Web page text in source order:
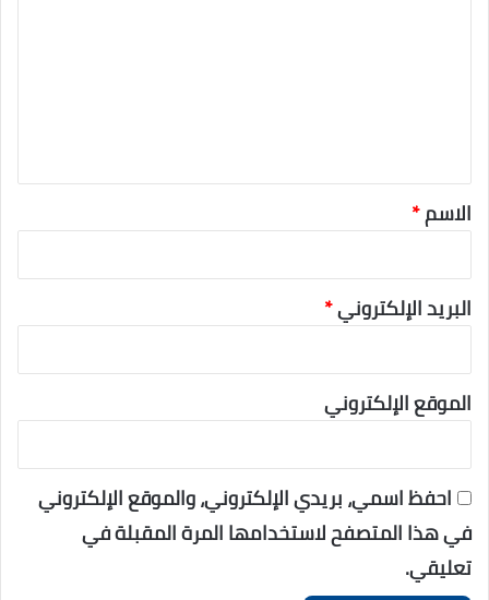
الاسم*
البريد الإلكتروني*
الموقع الإلكتروني
احفظ اسمي، بريدي الإلكتروني، والموقع الإلكتروني
في هذا المتصفح لاستخدامها المرة المقبلة في
تعليقي.